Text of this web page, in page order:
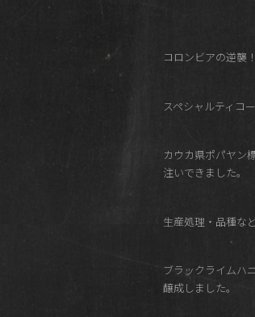
コロンビアの逆襲
スペシャルティコ
カウカ県ポパヤン
注いできました。
生産処理・品種な
ブラックライムハ
醸成しました。